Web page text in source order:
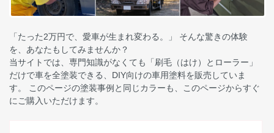
「たった2万円で、愛車が生まれ変わる。」 そんな驚きの体験
を、あなたもしてみませんか？
当サイトでは、専門知識がなくても「刷毛（はけ）とローラー」
だけで車を全塗装できる、DIY向けの車用塗料を販売していま
す。 このページの塗装事例と同じカラーも、このページからすぐ
にご購入いただけます。